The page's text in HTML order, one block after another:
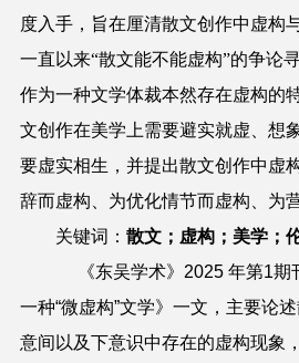
度入手，旨在厘清散文创作中虚构
一直以来“散文能不能虚构”的争论
作为一种文学体裁本然存在虚构的
文创作在美学上需要避实就虚、想
要虚实相生，并提出散文创作中虚
辞而虚构、为优化情节而虚构、为
关键词： 散文；虚构；美学；
《东吴学术》2025 年第1期
一种“微虚构”文学》一文，主要论
意间以及下意识中存在的虚构现象